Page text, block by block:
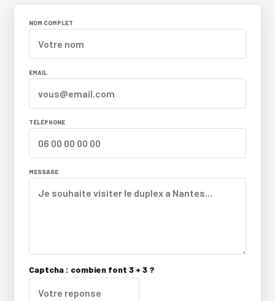
NOM COMPLET
EMAIL
TÉLÉPHONE
MESSAGE
Captcha : combien font 3 + 3 ?